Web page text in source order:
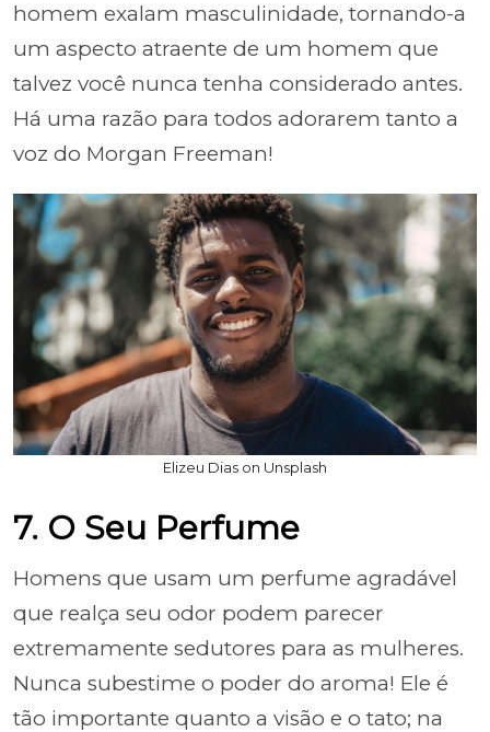
homem exalam masculinidade, tornando-a
um aspecto atraente de um homem que
talvez você nunca tenha considerado antes.
Há uma razão para todos adorarem tanto a
voz do Morgan Freeman!
Elizeu Dias on Unsplash
7. O Seu Perfume
Homens que usam um perfume agradável
que realça seu odor podem parecer
extremamente sedutores para as mulheres.
Nunca subestime o poder do aroma! Ele é
tão importante quanto a visão e o tato; na